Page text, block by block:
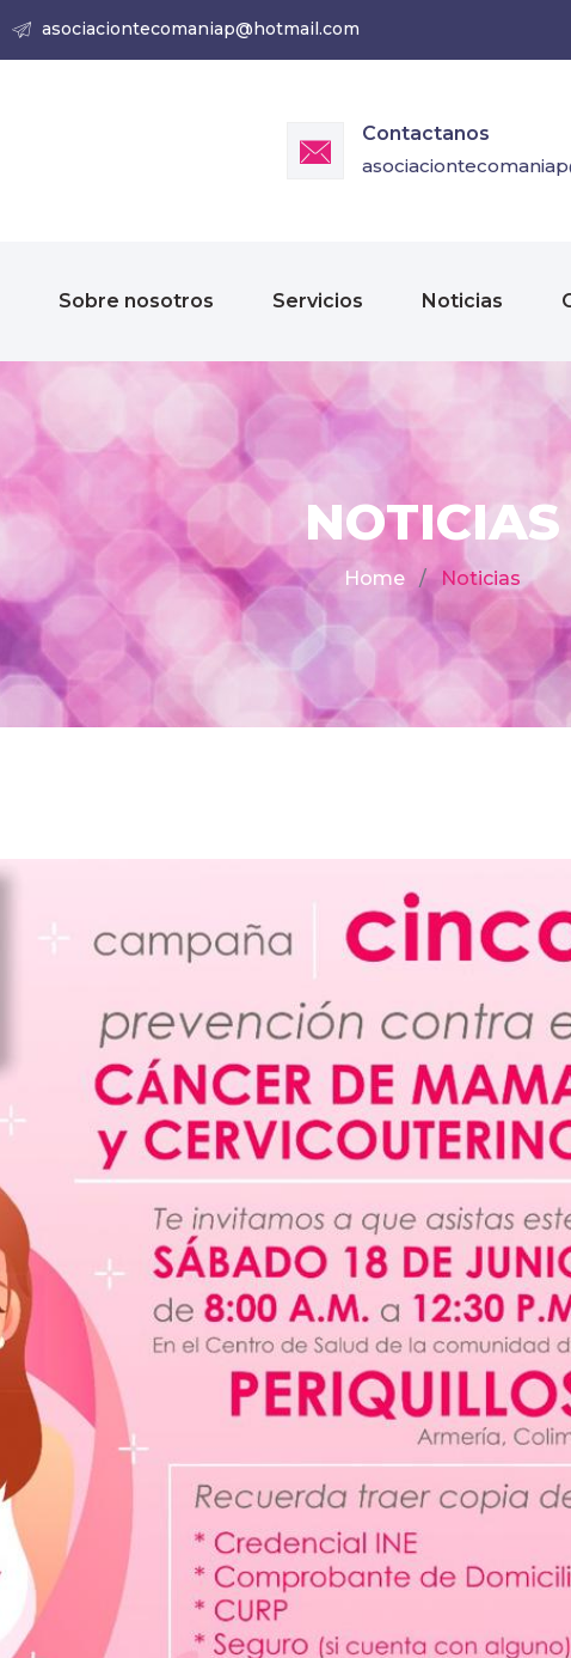
asociaciontecomaniap@hotmail.com
Contactanos
Sobre nosotros Servicios Noticias
NOTICIAS
Home Noticias